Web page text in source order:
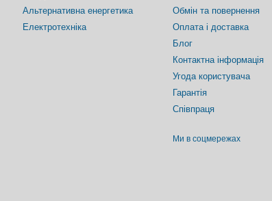
Альтернативна енергетика
Електротехніка
Обмін та повернення
Оплата і доставка
Блог
Контактна інформація
Угода користувача
Гарантія
Співпраця
Ми в соцмережах